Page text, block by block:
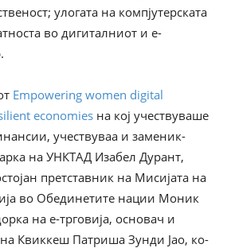
улогата на компјутерската
во дигиталниот и е-
Empowering women digital
economies на кој учествуваше
учествуваа и заменик-
на УНКТАД Изабел Дурант,
претставник на Мисијата на
во Обединетите нации Моник
на е-трговија, основач и
Квиккеш Патриша Зунди Јао, ко-